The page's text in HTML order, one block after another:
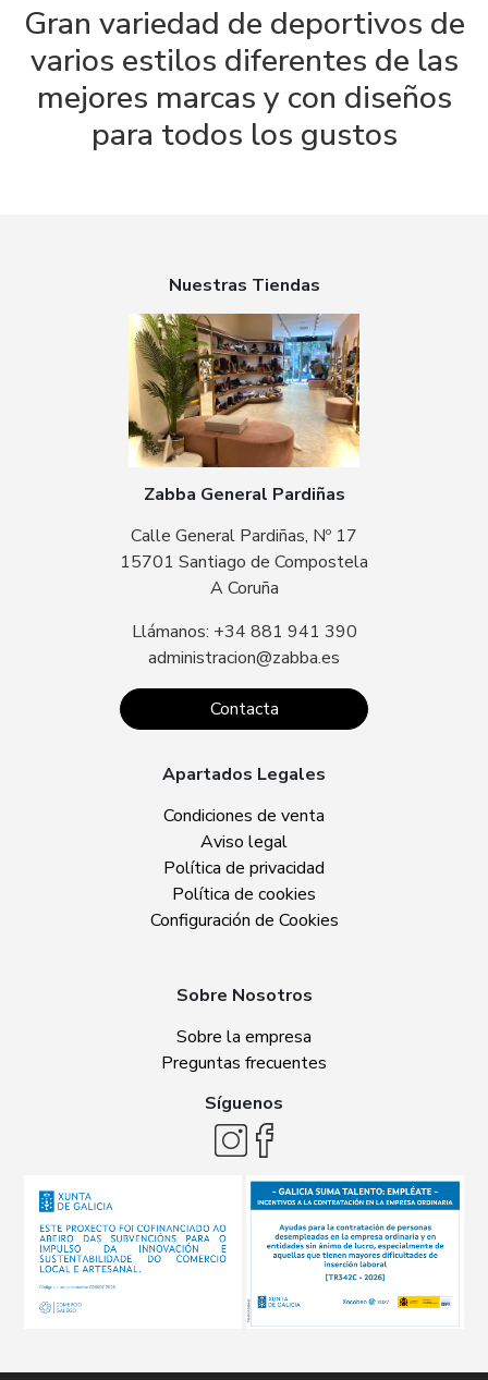
Gran variedad de deportivos de
varios estilos diferentes de las
mejores marcas y con diseños
para todos los gustos
Nuestras Tiendas
Zabba General Pardiñas
Calle General Pardiñas, Nº 17
15701 Santiago de Compostela
A Coruña
Llámanos: +34 881 941 390
administracion@zabba.es
Contacta
Apartados Legales
Condiciones de venta
Aviso legal
Política de privacidad
Política de cookies
Configuración de Cookies
Sobre Nosotros
Sobre la empresa
Preguntas frecuentes
Síguenos